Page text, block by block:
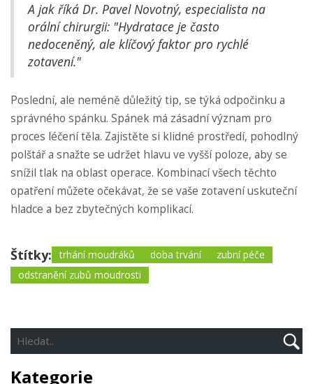
A jak říká Dr. Pavel Novotný, especialista na
orální chirurgii: "Hydratace je často
nedoceněný, ale klíčový faktor pro rychlé
zotavení."
Poslední, ale neméně důležitý tip, se týká odpočinku a
správného spánku. Spánek má zásadní význam pro
proces léčení těla. Zajistěte si klidné prostředí, pohodlný
polštář a snažte se udržet hlavu ve vyšší poloze, aby se
snížil tlak na oblast operace. Kombinací všech těchto
opatření můžete očekávat, že se vaše zotavení uskuteční
hladce a bez zbytečných komplikací.
Štítky: trhání moudráků doba trvání
zubní péče
odstranění zubů moudrosti
Kategorie